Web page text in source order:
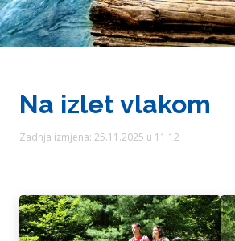
Na izlet vlakom
Zadnja izmjena: 25.11.2025 u 11:12